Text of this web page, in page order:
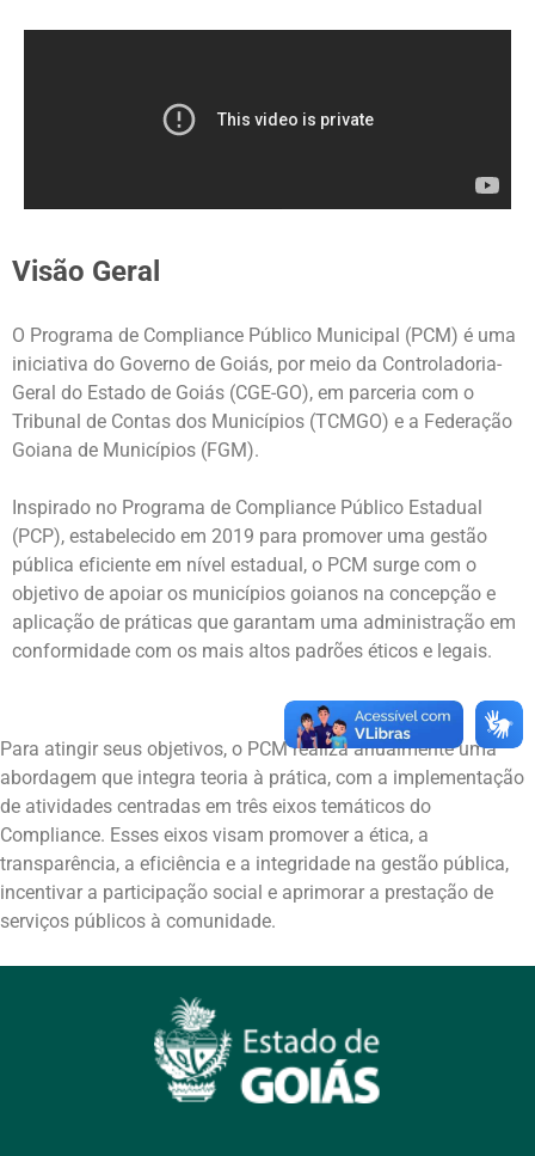
Visão Geral
O Programa de Compliance Público Municipal (PCM) é uma
iniciativa do Governo de Goiás, por meio da Controladoria-
Geral do Estado de Goiás (CGE-GO), em parceria com o
Tribunal de Contas dos Municípios (TCMGO) e a Federação
Goiana de Municípios (FGM).
Inspirado no Programa de Compliance Público Estadual
(PCP), estabelecido em 2019 para promover uma gestão
pública eficiente em nível estadual, o PCM surge com o
objetivo de apoiar os municípios goianos na concepção e
aplicação de práticas que garantam uma administração em
conformidade com os mais altos padrões éticos e legais.
Para atingir seus objetivos, o PCM realiza anualmente uma
abordagem que integra teoria à prática, com a implementação
de atividades centradas em três eixos temáticos do
Compliance. Esses eixos visam promover a ética, a
transparência, a eficiência e a integridade na gestão pública,
incentivar a participação social e aprimorar a prestação de
serviços públicos à comunidade.